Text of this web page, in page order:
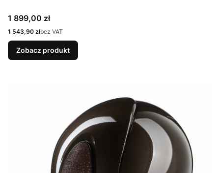
Cena
1 899,00 zł
Cena
1 543,90 złbez VAT
Zobacz produkt